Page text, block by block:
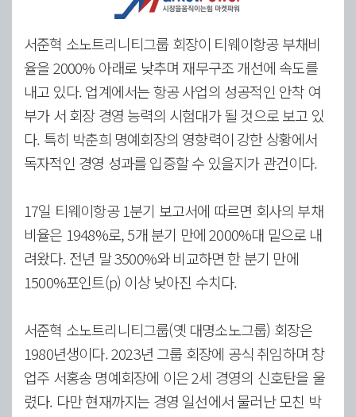
서준혁 소노트리니티그룹 회장이 티웨이항공 부채비
율을 2000% 아래로 낮추며 재무구조 개선에 속도를
내고 있다. 업계에서는 항공 사업의 성공적인 안착 여
부가 서 회장 경영 능력의 시험대가 될 것으로 보고 있
다. 특히 박춘희 명예회장의 영향력이 강한 상황에서
독자적인 경영 성과를 입증할 수 있을지가 관건이다.
17일 티웨이항공 1분기 보고서에 따르면 회사의 부채
비율은 1948%로, 5개 분기 만에 2000%대 밑으로 내
려왔다. 전년 말 3500%와 비교하면 한 분기 만에
1500%포인트(p) 이상 낮아진 수치다.
서준혁 소노트리니티그룹(옛 대명소노그룹) 회장은
1980년생이다. 2023년 그룹 회장에 공식 취임하며 창
업주 서홍송 명예회장에 이은 2세 경영의 신호탄을 울
렸다. 다만 현재까지는 경영 일선에서 물러난 모친 박